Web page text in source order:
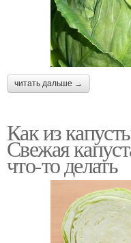
читать дальше →
Как из
Свежая
что-то делать